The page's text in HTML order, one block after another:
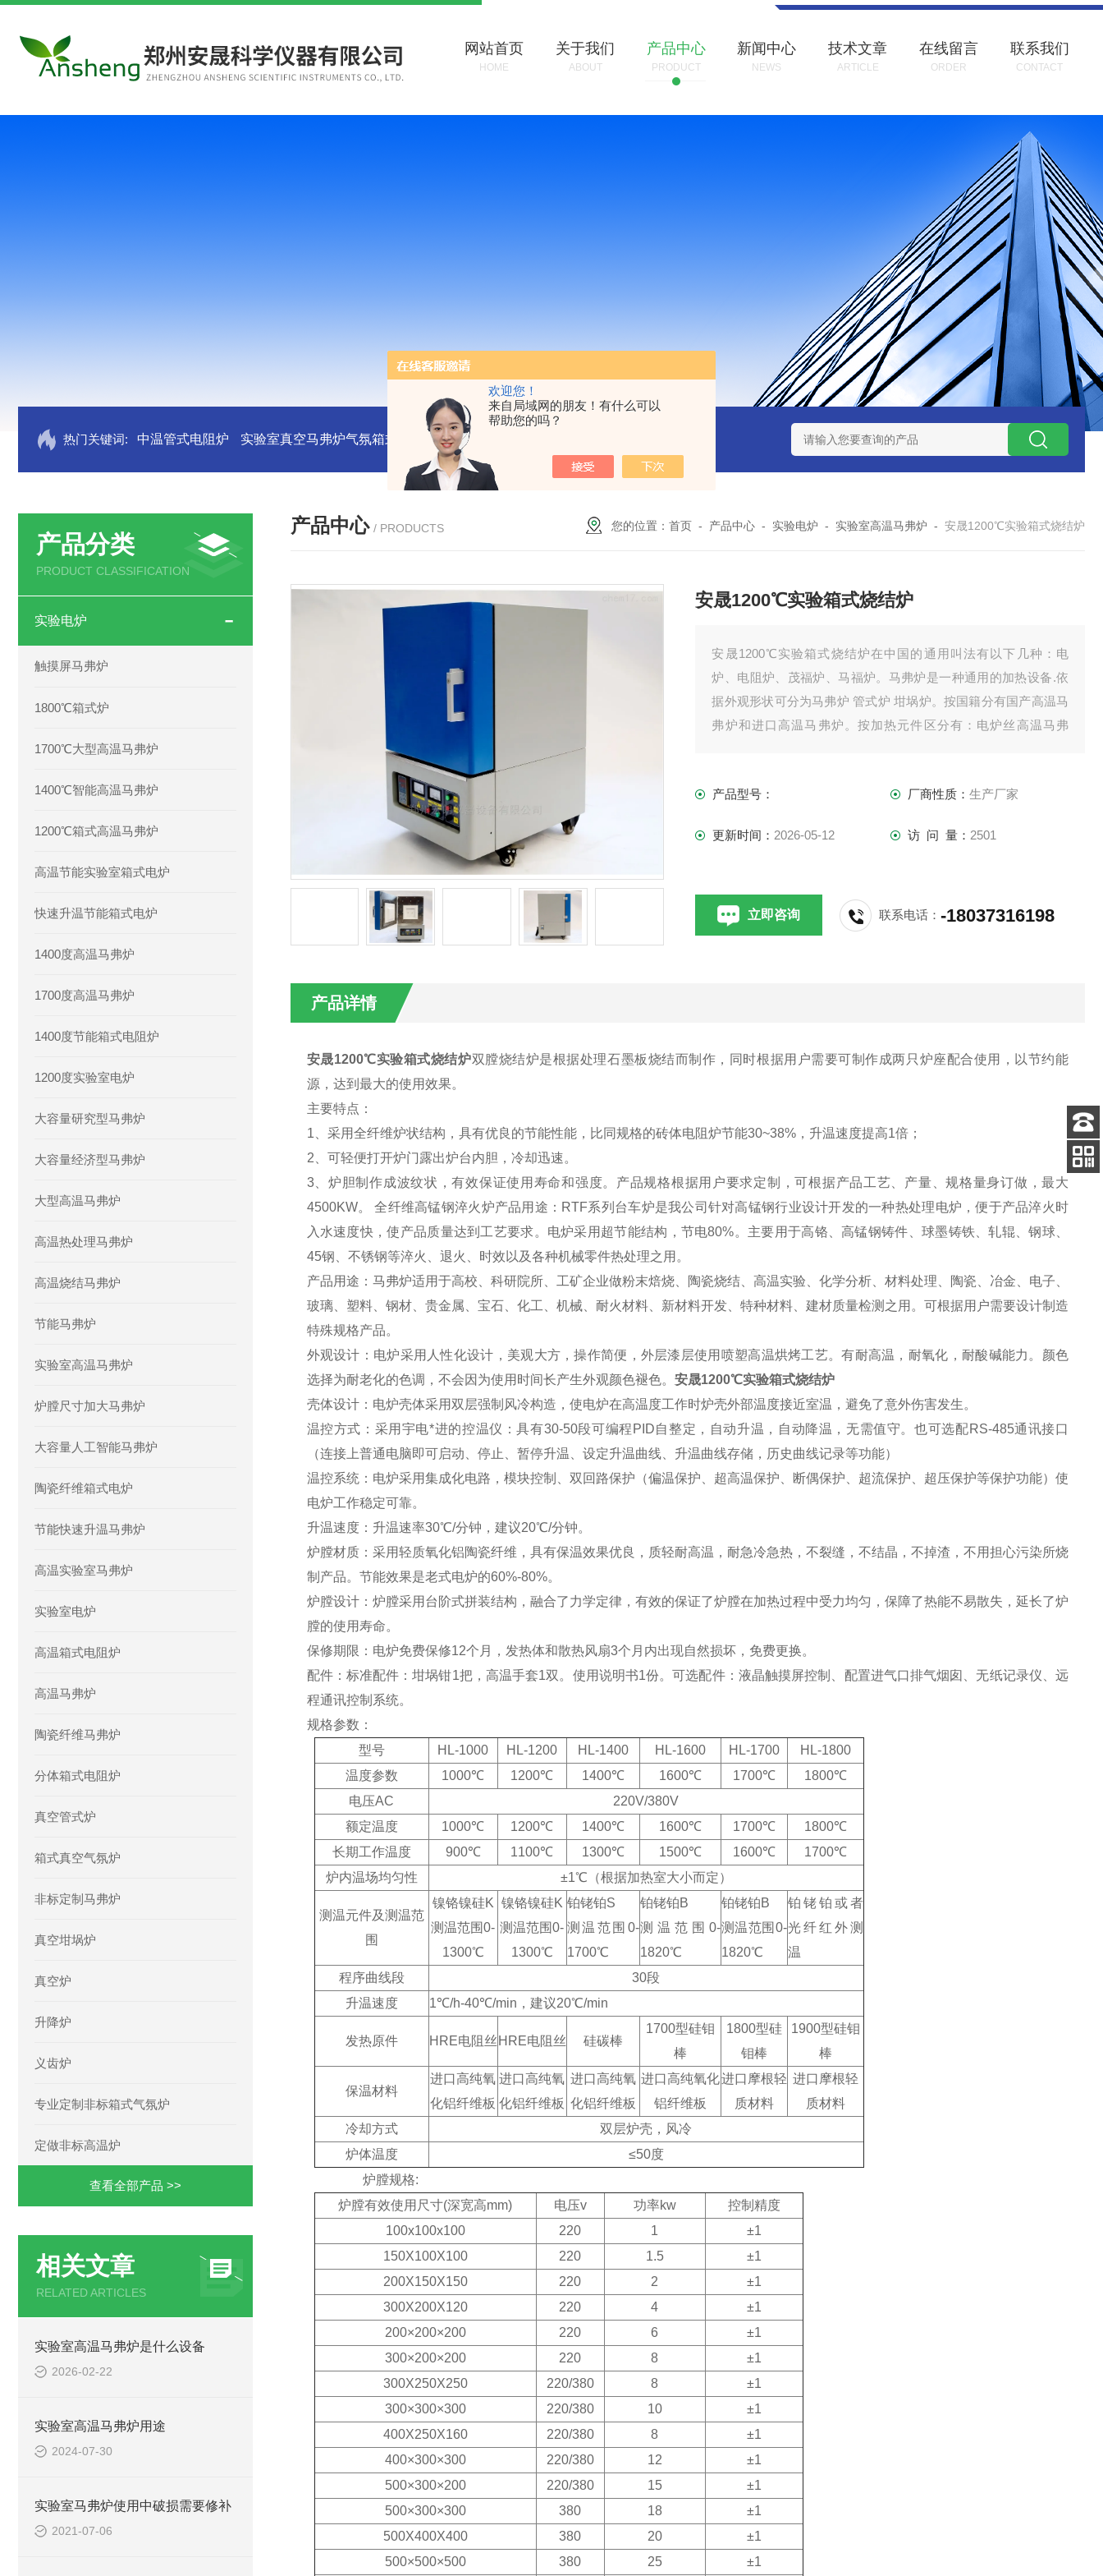
欢迎您！
来自局域网的朋友！有什么可以
帮助您的吗？
网站首页
HOME
关于我们
ABOUT
产品中心
PRODUCT
新闻中心
NEWS
技术文章
ARTICLE
在线留言
ORDER
联系我们
CONTACT
热门关键词: 中温管式电阻炉 实验室真空马弗炉气氛箱式炉厂家 灰分测定马弗炉-郑州安晟科学仪器 SX2-9-17TP高温实验用热失重马弗炉 实验室小型高温马弗炉 陶瓷纤维
产品分类
PRODUCT CLASSIFICATION
实验电炉
触摸屏马弗炉
1800℃箱式炉
1700℃大型高温马弗炉
1400℃智能高温马弗炉
1200℃箱式高温马弗炉
高温节能实验室箱式电炉
快速升温节能箱式电炉
1400度高温马弗炉
1700度高温马弗炉
1400度节能箱式电阻炉
1200度实验室电炉
大容量研究型马弗炉
大容量经济型马弗炉
大型高温马弗炉
高温热处理马弗炉
高温烧结马弗炉
节能马弗炉
实验室高温马弗炉
炉膛尺寸加大马弗炉
大容量人工智能马弗炉
陶瓷纤维箱式电炉
节能快速升温马弗炉
高温实验室马弗炉
实验室电炉
高温箱式电阻炉
高温马弗炉
陶瓷纤维马弗炉
分体箱式电阻炉
真空管式炉
箱式真空气氛炉
非标定制马弗炉
真空坩埚炉
真空炉
升降炉
义齿炉
专业定制非标箱式气氛炉
定做非标高温炉
查看全部产品 >>
相关文章
RELATED ARTICLES
实验室高温马弗炉是什么设备
2026-02-22
实验室高温马弗炉用途
2024-07-30
实验室马弗炉使用中破损需要修补
2021-07-06
产品中心 / PRODUCTS 您的位置： 首页 - 产品中心 - 实验电炉 - 实验室高温马弗炉 - 安晟1200℃实验箱式烧结炉
安晟1200℃实验箱式烧结炉
安晟1200℃实验箱式烧结炉在中国的通用叫法有以下几种：电
炉、电阻炉、茂福炉、马福炉。马弗炉是一种通用的加热设备.依
据外观形状可分为马弗炉 管式炉 坩埚炉。按国籍分有国产高温马
弗炉和进口高温马弗炉。按加热元件区分有：电炉丝高温马弗
产品型号：
厂商性质： 生产厂家
更新时间： 2026-05-12 访 问 量： 2501
立即咨询 联系电话：-18037316198
产品详情
安晟1200℃实验箱式烧结炉双膛烧结炉是根据处理石墨板烧结而制作，同时根据用户需要可制作成两只炉座配合使用，以节约能
源，达到最大的使用效果。
主要特点：
1、采用全纤维炉状结构，具有优良的节能性能，比同规格的砖体电阻炉节能30~38%，升温速度提高1倍；
2、可轻便打开炉门露出炉台内胆，冷却迅速。
3、炉胆制作成波纹状，有效保证使用寿命和强度。产品规格根据用户要求定制，可根据产品工艺、产量、规格量身订做，最大
4500KW。 全纤维高锰钢淬火炉产品用途：RTF系列台车炉是我公司针对高锰钢行业设计开发的一种热处理电炉，便于产品淬火时
入水速度快，使产品质量达到工艺要求。电炉采用超节能结构，节电80%。主要用于高铬、高锰钢铸件、球墨铸铁、轧辊、钢球、
45钢、不锈钢等淬火、退火、时效以及各种机械零件热处理之用。
产品用途： 马弗炉适用于高校、科研院所、工矿企业做粉末焙烧、陶瓷烧结、高温实验、化学分析、材料处理、 陶瓷 冶金 电子
玻璃、塑料、钢材、贵金属、宝石、 化工 机械、 耐火材料、 新材料开发、 特种材料、 建材质量检测之用。可根据用户需要设计制造
特殊规格产品。
外观设计 ： 电炉采用人性化设计，美观大方，操作简便，外层漆层使用喷塑高温烘烤工艺。有耐高温，耐氧化，耐酸碱能力。颜色
选择为耐老化的色调，不会因为使用时间长产生外观颜色褪色。 安晟1200℃实验箱式烧结炉
壳体设计： 电炉壳体采用双层强制风冷构造，使电炉在高温度工作时炉壳外部温度接近室温，避免了意外伤害发生。
温控方式 ： 采用 宇电*进的控温仪：具有30-50段可编程PID自整定，自动升温，自动降温，无需值守。也可选配RS-485通讯接口
（连接上普通电脑即可启动、停止、暂停升温、设定升温曲线、升温曲线存储，历史曲线记录等功能）
温控系统： 电炉采用集成化电路，模块控制、双回路保护（偏温保护、超高温保护、断偶保护、超流保护、超压保护等保护功能）使
电炉工作稳定可靠。
升温速度： 升温速率30℃/分钟，建议20℃/分钟。
炉膛材质： 采用轻质氧化铝陶瓷纤维，具有保温效果优良，质轻耐高温，耐急冷急热，不裂缝，不结晶，不掉渣，不用担心污染所烧
制产品。节能效果是老式电炉的60%-80%。
炉膛设计： 炉膛采用台阶式拼装结构，融合了力学定律，有效的保证了炉膛在加热过程中受力均匀，保障了热能不易散失，延长了炉
膛的使用寿命。
保修期限 ： 电炉免费保修12个月，发热体和散热风扇3个月内出现自然损坏，免费更换。
配件： 标准配件：坩埚钳1把，高温手套1双。使用说明书1份。可选配件： 液晶触摸屏控制、配置进气口排气烟囱、无纸记录仪、远
程通讯控制系统。
规格参数：
型号
HL-1000 HL-1200 HL-1400 HL-1600 HL-1700
HL-1800
温度参数
1000℃ 1200℃ 1400℃ 1600℃ 1700℃
1800℃
电压AC
220V/380V
额定温度 1000℃ 1200℃ 1400℃ 1600℃ 1700℃
1800℃
长期工作温度
900℃ 1100℃ 1300℃ 1500℃ 1600℃ 1700℃
炉内温场均匀性
±1℃（根据加热室大小而定）
测温元件及测温范
围
镍铬镍硅K
测温范围0-
1300℃
镍铬镍硅K
测温范围0-
1300℃
铂铑铂S
测温范围0-
1700℃
铂铑铂B
测温范围0-
1820℃
铂铑铂B
测温范围0-
1820℃
铂铑铂或者
光纤红外测
温
程序曲线段
30段
升温速度
1℃/h-40℃/min ，建议20℃/min
发热原件 HRE电阻丝 HRE电阻丝 硅碳棒
1700型硅钼
棒
1800型硅
钼棒
1900型硅钼
棒
保温材料
进口高纯氧
化铝纤维板
进口高纯氧
化铝纤维板
进口高纯氧
化铝纤维板
进口高纯氧化
铝纤维板
进口 摩根轻
质材料
进口 摩根轻
质材料
冷却方式
双层炉壳，风冷
炉体温度
≤50度
炉膛规格:
炉膛有效使用尺寸(深宽高mm)
电压v 功率kw
控制精度
100x100x100
220 1
±1
150X100X100
220 1.5
±1
200X150X150
220 2
±1
300X200X120
220 4
±1
200×200×200
220 6
±1
300×200×200
220 8
±1
300X250X250
220/380 8
±1
300×300×300
220/380 10
±1
400X250X160
220/380 8
±1
400×300×300
220/380 12
±1
500×300×200
220/380 15
±1
500×300×300
380 18
±1
500X400X400
380 20
±1
500×500×500
380 25
±1
客服
电话